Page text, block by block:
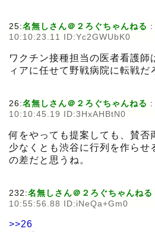
25:名無しさん＠２ろぐちゃんねる :
10:10:23.11 ID:Yc2GWUbK0
ワクチン接種担当の医者看護師
ィアに任せて野戦病院に転戦だ
26:名無しさん＠２ろぐちゃんねる :
10:10:45.19 ID:3HxAHBtN0
何をやっても提案しても、賛否
少なくとも渋谷に行列を作らせ
の差だと思うね。
232:名無しさん＠２ろぐちゃんねる
10:55:56.88 ID:iNeQa+Gm0
>>26